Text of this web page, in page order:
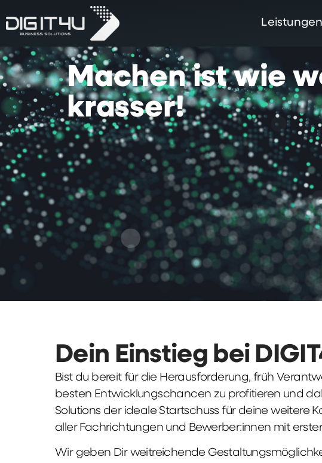
Leistungen
Machen ist wie
krasser!
Dein Einstieg bei
Bist du bereit für die Herausforderung, früh
besten Entwicklungschancen zu profitieren und
Solutions der ideale Startschuss für deine weitere
aller Fachrichtungen und Bewerber:innen mit
Wir geben Dir weitreichende